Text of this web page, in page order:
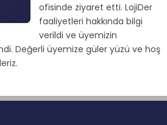
ofisinde ziyaret etti. LojiDer
faaliyetleri hakkında bilgi
verildi ve üyemizin
Değerli üyemize güler yüzü ve hoş